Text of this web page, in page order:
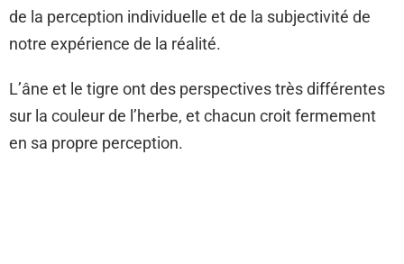
de la perception individuelle et de la subjectivité de
notre expérience de la réalité.
L’âne et le tigre ont des perspectives très différentes
sur la couleur de l’herbe, et chacun croit fermement
en sa propre perception.